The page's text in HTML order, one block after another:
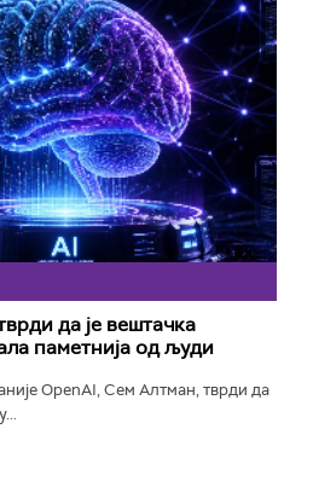
да је вештачка
паметнија од људи
OpenAI, Сем Алтман, тврди да